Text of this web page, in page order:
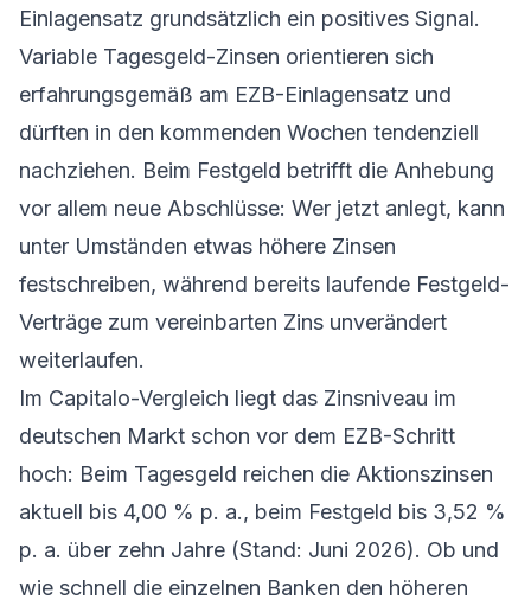
Einlagensatz grundsätzlich ein positives Signal.
Variable Tagesgeld-Zinsen orientieren sich
erfahrungsgemäß am EZB-Einlagensatz und
dürften in den kommenden Wochen tendenziell
nachziehen. Beim Festgeld betrifft die Anhebung
vor allem neue Abschlüsse: Wer jetzt anlegt, kann
unter Umständen etwas höhere Zinsen
festschreiben, während bereits laufende Festgeld-
Verträge zum vereinbarten Zins unverändert
weiterlaufen.
Im Capitalo-Vergleich liegt das Zinsniveau im
deutschen Markt schon vor dem EZB-Schritt
hoch: Beim Tagesgeld reichen die Aktionszinsen
aktuell bis 4,00 % p. a., beim Festgeld bis 3,52 %
p. a. über zehn Jahre (Stand: Juni 2026). Ob und
wie schnell die einzelnen Banken den höheren